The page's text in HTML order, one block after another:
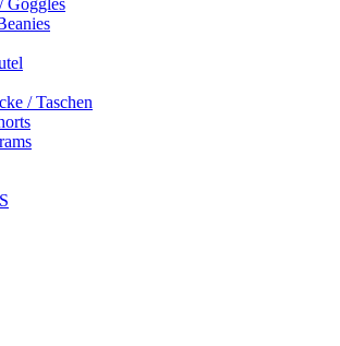
Goggles
/ Taschen